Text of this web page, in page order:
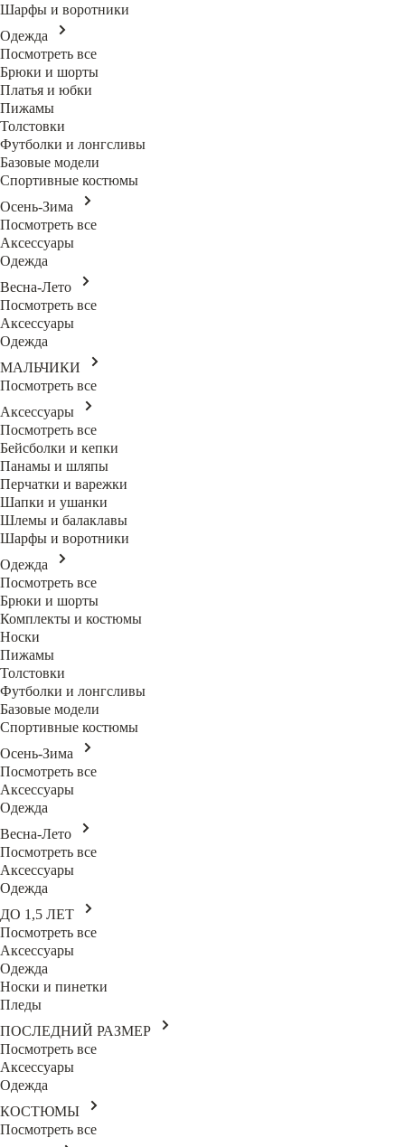
Шарфы и воротники
Одежда
Посмотреть все
Брюки и шорты
Платья и юбки
Пижамы
Толстовки
Футболки и лонгсливы
Базовые модели
Спортивные костюмы
Осень-Зима
Посмотреть все
Аксессуары
Одежда
Весна-Лето
Посмотреть все
Аксессуары
Одежда
МАЛЬЧИКИ
Посмотреть все
Аксессуары
Посмотреть все
Бейсболки и кепки
Панамы и шляпы
Перчатки и варежки
Шапки и ушанки
Шлемы и балаклавы
Шарфы и воротники
Одежда
Посмотреть все
Брюки и шорты
Комплекты и костюмы
Носки
Пижамы
Толстовки
Футболки и лонгсливы
Базовые модели
Спортивные костюмы
Осень-Зима
Посмотреть все
Аксессуары
Одежда
Весна-Лето
Посмотреть все
Аксессуары
Одежда
ДО 1,5 ЛЕТ
Посмотреть все
Аксессуары
Одежда
Носки и пинетки
Пледы
ПОСЛЕДНИЙ РАЗМЕР
Посмотреть все
Аксессуары
Одежда
КОСТЮМЫ
Посмотреть все